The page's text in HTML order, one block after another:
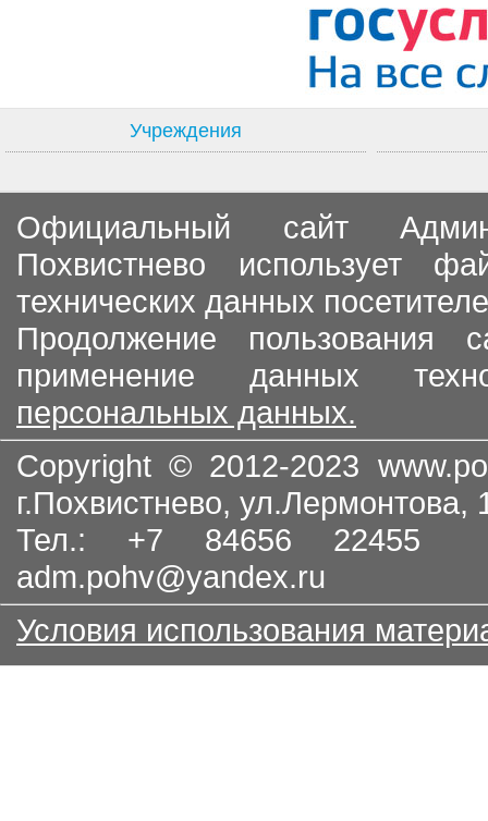
Учреждения
Официальный сайт
Похвистнево использует
технических данных
Продолжение пользования
применение данных
персональных данных.
Copyright © 2012-2023
г.Похвистнево, ул.Лермонтова,
Тел.: +7 84656
adm.pohv@yandex.ru
Условия использования